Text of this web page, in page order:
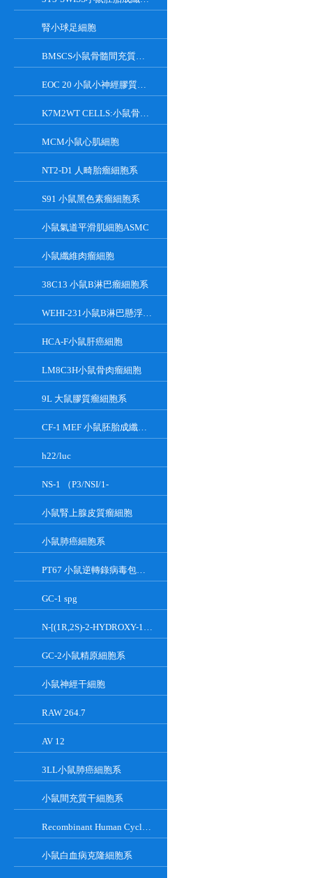
腎小球足細胞
BMSCS小鼠骨髓間充質干細胞
EOC 20 小鼠小神經膠質細胞系
K7M2WT CELLS:小鼠骨肉瘤成骨細胞系
MCM小鼠心肌細胞
NT2-D1 人畸胎瘤細胞系
S91 小鼠黑色素瘤細胞系
小鼠氣道平滑肌細胞ASMC
小鼠纖維肉瘤細胞
38C13 小鼠B淋巴瘤細胞系
WEHI-231小鼠B淋巴懸浮細胞系
HCA-F小鼠肝癌細胞
LM8C3H小鼠骨肉瘤細胞
9L 大鼠膠質瘤細胞系
CF-1 MEF 小鼠胚胎成纖維細胞系
h22/luc
NS-1 （P3/NSI/1-
小鼠腎上腺皮質瘤細胞
小鼠肺癌細胞系
PT67 小鼠逆轉錄病毒包裝細胞系
GC-1 spg
N-[(1R,2S)-2-HYDROXY-1-HYDROXYMETHYL-2-(2-TRIDECYL-1-CYCLOPROPENYL)ETHYL]OCT;GT-11
GC-2小鼠精原細胞系
小鼠神經干細胞
RAW 264.7
AV 12
3LL小鼠肺癌細胞系
小鼠間充質干細胞系
Recombinant Human Cyclin-Dependent Kinase Inhibitor 2A
小鼠白血病克隆細胞系